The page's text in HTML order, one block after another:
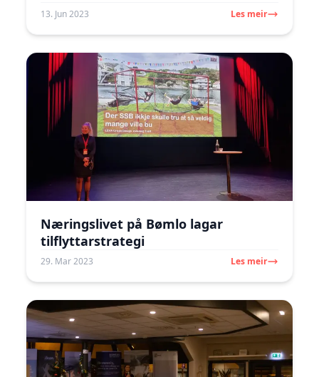
13. Jun 2023 Les meir
Næringslivet på Bømlo lagar
tilflyttarstrategi
29. Mar 2023 Les meir